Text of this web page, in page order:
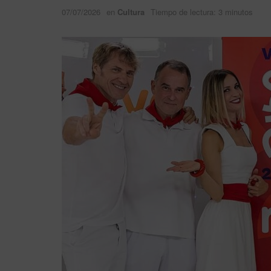
07/07/2026 en Cultura Tiempo de lectura: 3 minutos